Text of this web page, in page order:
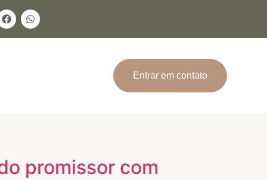
Entrar em contato
promissor com